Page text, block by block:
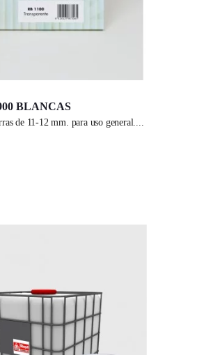
BLANCAS
de 11-12 mm. para uso general.